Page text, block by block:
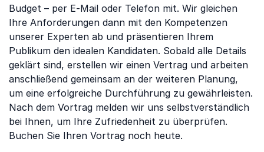
Budget – per E-Mail oder Telefon mit. Wir gleichen
Ihre Anforderungen dann mit den Kompetenzen
unserer Experten ab und präsentieren Ihrem
Publikum den idealen Kandidaten. Sobald alle Details
geklärt sind, erstellen wir einen Vertrag und arbeiten
anschließend gemeinsam an der weiteren Planung,
um eine erfolgreiche Durchführung zu gewährleisten.
Nach dem Vortrag melden wir uns selbstverständlich
bei Ihnen, um Ihre Zufriedenheit zu überprüfen.
Buchen Sie Ihren Vortrag noch heute.